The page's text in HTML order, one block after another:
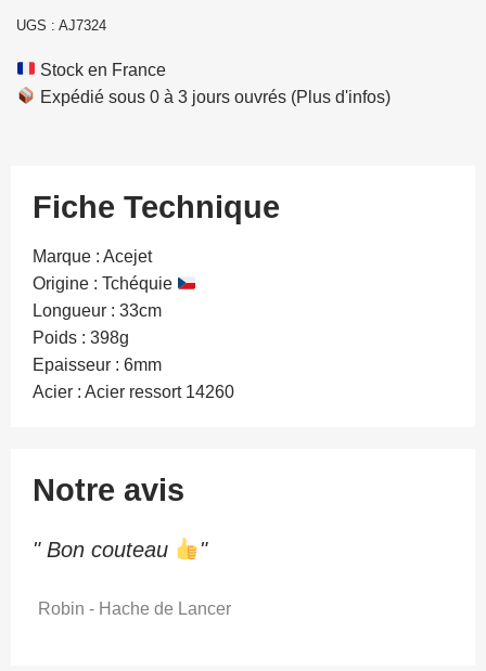
UGS : AJ7324
Stock en France
Expédié sous 0 à 3 jours ouvrés (Plus d'infos)
Fiche Technique
Marque : Acejet
Origine : Tchéquie
Longueur : 33cm
Poids : 398g
Epaisseur : 6mm
Acier : Acier ressort 14260
Notre avis
" Bon couteau "
Robin - Hache de Lancer